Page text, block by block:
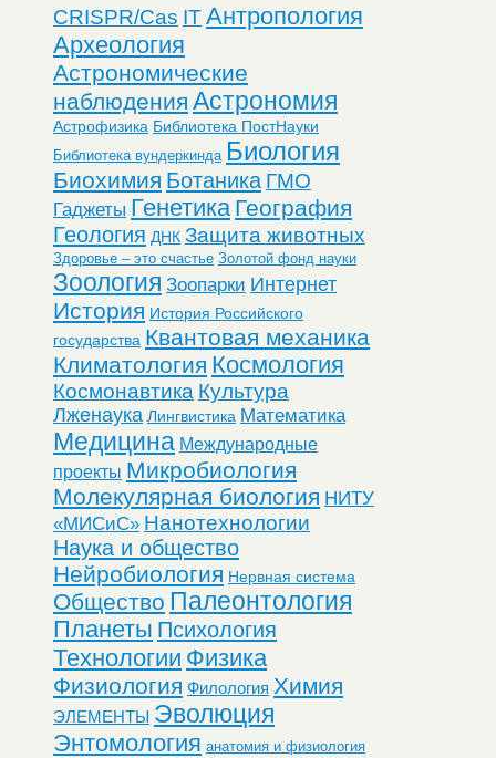
CRISPR/Cas ITАнтропология
Археология
Астрономические
наблюдения Астрономия
Астрофизика Библиотека ПостНауки
Библиотека вундеркинда Биология
Биохимия Ботаника ГМО
Гаджеты Генетика География
Геология ДНК Защита животных
Здоровье – это счастье Золотой фонд науки
Зоология Зоопарки Интернет
История История Российского
государства Квантовая механика
Климатология Космология
Космонавтика Культура
Лженаука Лингвистика Математика
Медицина Международные
проекты Микробиология
Молекулярная биология НИТУ
«МИСиС» Нанотехнологии
Наука и общество
Нейробиология Нервная система
Общество Палеонтология
Планеты Психология
Технологии Физика
Физиология Филология Химия
ЭЛЕМЕНТЫ Эволюция
Энтомология анатомия и физиология